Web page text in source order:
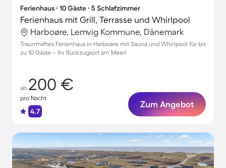
Ferienhaus ∙ 10 Gäste ∙ 5 Schlafzimmer
Ferienhaus mit Grill, Terrasse und Whirlpool
Harboøre, Lemvig Kommune, Dänemark
Traumhaftes Ferienhaus in Harboøre mit Sauna und Whirlpool für bis
zu 10 Gäste – Ihr Rückzugsort am Meer!
ab 200 €
pro Nacht
4.7
Zum Angebot